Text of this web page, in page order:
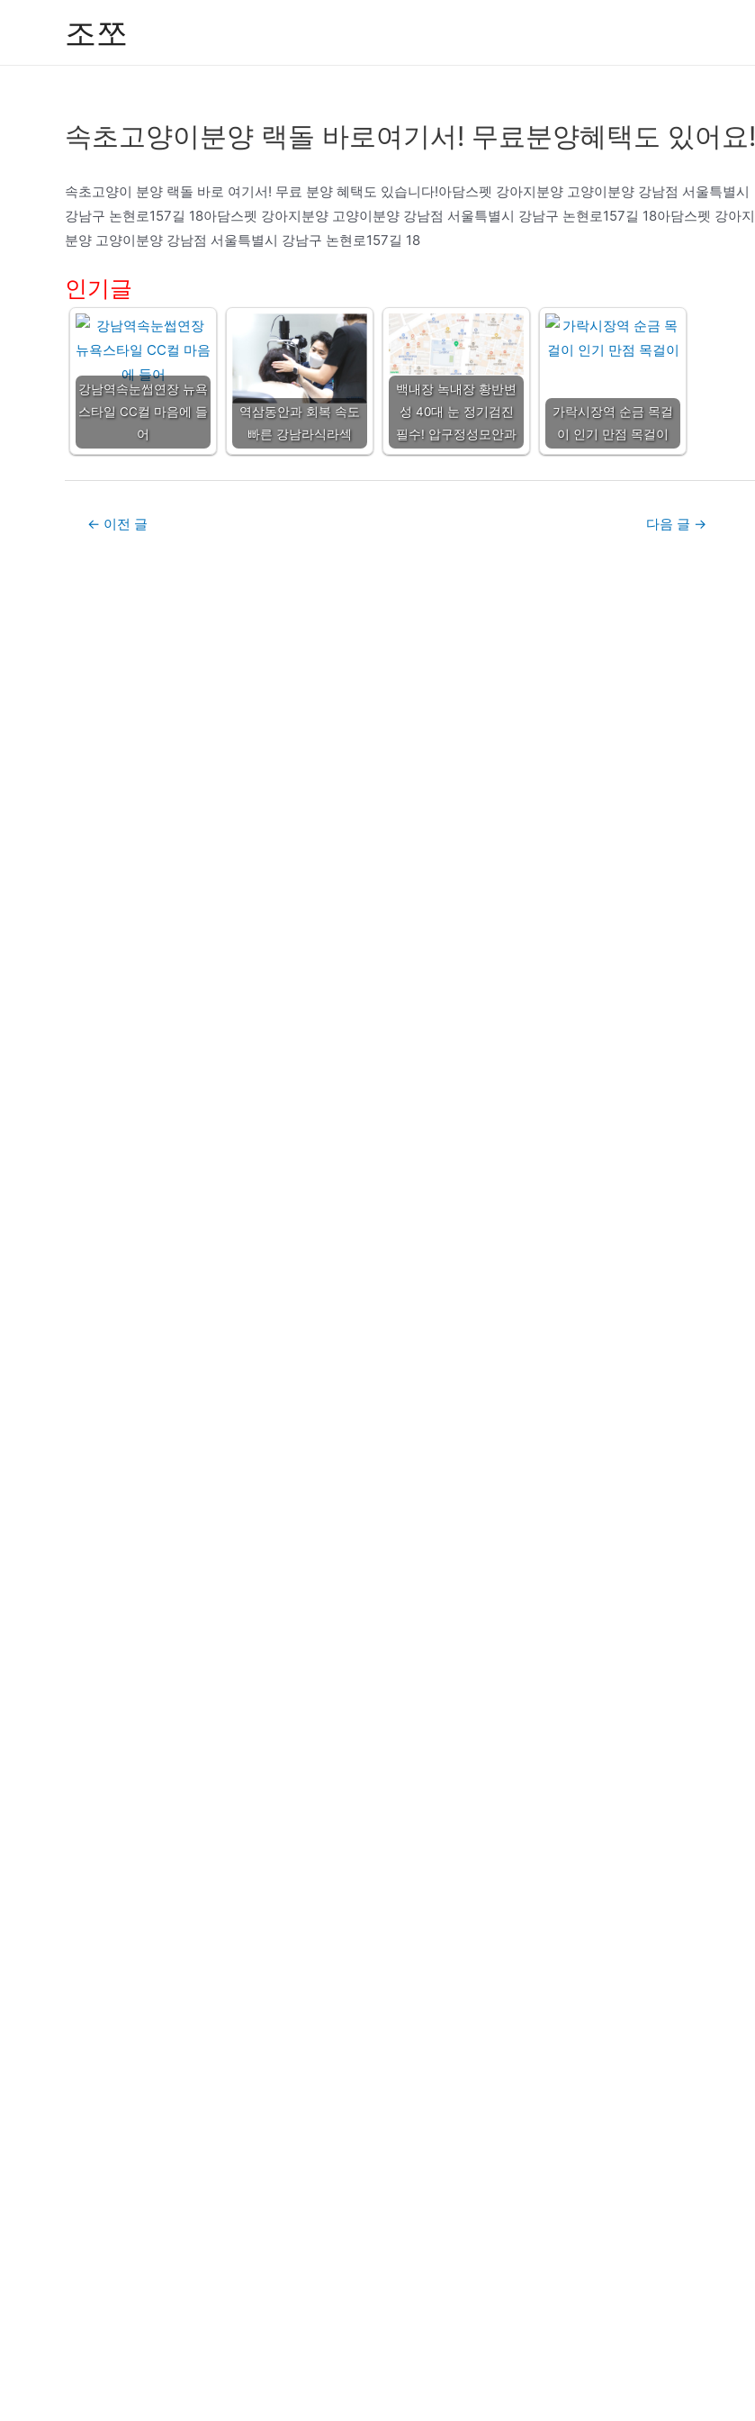
조쪼
속초고양이분양 랙돌 바로여기서! 무료분양혜택도 있어요!
속초고양이 분양 랙돌 바로 여기서! 무료 분양 혜택도 있습니다!아담스펫 강아지분양 고양이분양 강남점 서울특별시
강남구 논현로157길 18아담스펫 강아지분양 고양이분양 강남점 서울특별시 강남구 논현로157길 18아담스펫 강아지
분양 고양이분양 강남점 서울특별시 강남구 논현로157길 18
인기글
강남역속눈썹연장 뉴욕
스타일 CC컬 마음에 들
어
역삼동안과 회복 속도
빠른 강남라식라섹
백내장 녹내장 황반변
성 40대 눈 정기검진
필수! 압구정성모안과
가락시장역 순금 목걸
이 인기 만점 목걸이
Post← 이전 글 다음 글 →